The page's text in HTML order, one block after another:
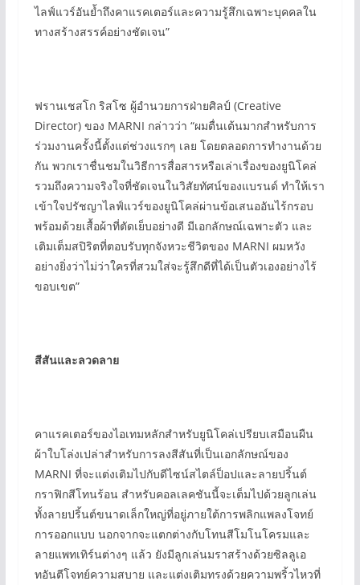
ไลฟ์แวร์อันย้ำถึงคาแรคเตอร์และความรู้สึกเฉพาะบุคคลใน
ทางสร้างสรรค์อย่างชัดเจน”
ฟรานเชสโก ริสโซ ผู้อำนวยการฝ่ายศิลป์ (Creative
Director) ของ MARNI กล่าวว่า “ผมตื่นเต้นมากสำหรับการ
ร่วมงานครั้งนี้ตั้งแต่ช่วงแรกๆ เลย โดยตลอดการทำงานด้วย
กัน พวกเราชื่นชมในวิธีการสื่อสารหรือเล่าเรื่องของยูนิโคล่
รวมถึงความจริงใจที่ชัดเจนในวิสัยทัศน์ของแบรนด์ ทำให้เรา
เข้าใจปรัชญาไลฟ์แวร์ของยูนิโคล่ผ่านข้อเสนออันไร้กรอบ
พร้อมด้วยเสื้อผ้าที่ตัดเย็บอย่างดี มีเอกลักษณ์เฉพาะตัว และ
เติมเต็มสปิริตที่ตอบรับทุกจังหวะชีวิตของ MARNI ผมหวัง
อย่างยิ่งว่าไม่ว่าใครที่สวมใส่จะรู้สึกดีที่ได้เป็นตัวเองอย่างไร้
ขอบเขต”
สีสันและลวดลาย
คาแรคเตอร์ของไอเทมหลักสำหรับยูนิโคล่เปรียบเสมือนผืน
ผ้าใบโล่งเปล่าสำหรับการลงสีสันที่เป็นเอกลักษณ์ของ
MARNI ที่จะแต่งเติมไปกับดีไซน์สไตล์ป็อปและลายปริ้นต์
กราฟิกสีโทนร้อน สำหรับคอลเลคชันนี้จะเต็มไปด้วยลูกเล่น
ทั้งลายปริ้นต์ขนาดเล็กใหญ่ที่อยู่ภายใต้การพลิกแพลงโจทย์
การออกแบบ นอกจากจะแตกต่างกับโทนสีโมโนโครมและ
ลายแพทเทิร์นต่างๆ แล้ว ยังมีลูกเล่นมราสร้างด้วยซิลลูเอ
ทอันตีโจทย์ความสบาย และแต่งเติมทรงด้วยความพริ้วไหวที่